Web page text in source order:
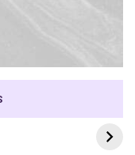
com
e Khaotung